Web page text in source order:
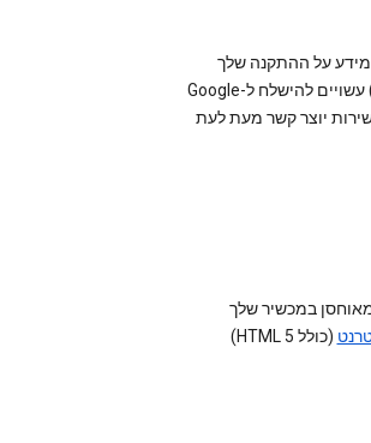
על ההתקנה שלך
(למשל, סוג מערכת ההפעלה ומספר הגירסה של היישום) עשויים להישלח ל-Google
יוצר קשר מעת לעת
במכשיר שלך
(כולל HTML 5)